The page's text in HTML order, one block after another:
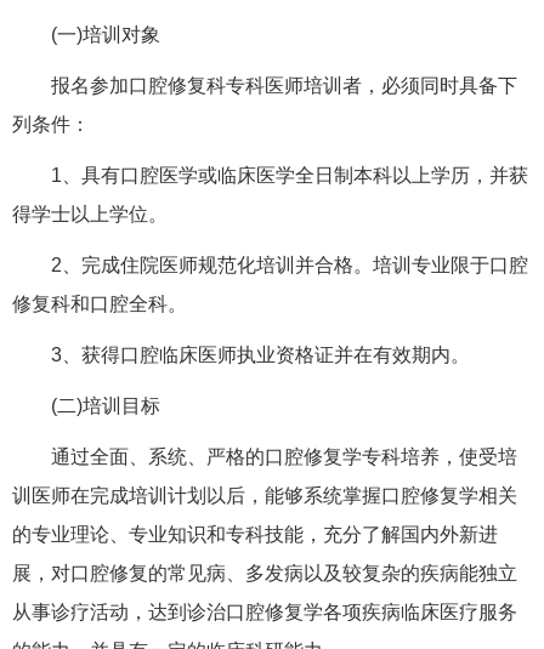
(一)培训对象
报名参加口腔修复科专科医师培训者，必须同时具备下
列条件：
1、具有口腔医学或临床医学全日制本科以上学历，并获
得学士以上学位。
2、完成住院医师规范化培训并合格。培训专业限于口腔
修复科和口腔全科。
3、获得口腔临床医师执业资格证并在有效期内。
(二)培训目标
通过全面、系统、严格的口腔修复学专科培养，使受培
训医师在完成培训计划以后，能够系统掌握口腔修复学相关
的专业理论、专业知识和专科技能，充分了解国内外新进
展，对口腔修复的常见病、多发病以及较复杂的疾病能独立
从事诊疗活动，达到诊治口腔修复学各项疾病临床医疗服务